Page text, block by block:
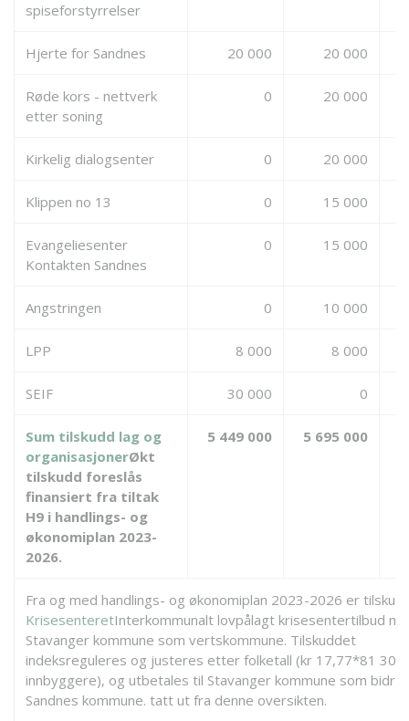
spiseforstyrrelser
Hjerte for Sandnes 20 000 20 000
Røde kors - nettverk
etter soning
0 20 000
Kirkelig dialogsenter 0 20 000
Klippen no 13 0 15 000
Evangeliesenter
Kontakten Sandnes
0 15 000
Angstringen 0 10 000
LPP 8 000 8 000
SEIF 30 000 0
Sum tilskudd lag og
organisasjonerØkt
tilskudd foreslås
finansiert fra tiltak
H9 i handlings- og
økonomiplan 2023-
2026.
5 449 000 5 695 000
Fra og med handlings- og økonomiplan 2023-2026 er
KrisesenteretInterkommunalt lovpålagt krisesentertilbud
Stavanger kommune som vertskommune. Tilskuddet
indeksreguleres og justeres etter folketall (kr 17,77*81 305
innbyggere), og utbetales til Stavanger kommune som
Sandnes kommune. tatt ut fra denne oversikten.